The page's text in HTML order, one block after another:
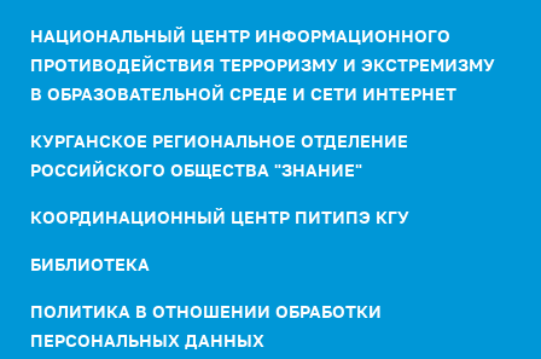
НАЦИОНАЛЬНЫЙ ЦЕНТР ИНФОРМАЦИОННОГО
ПРОТИВОДЕЙСТВИЯ ТЕРРОРИЗМУ И ЭКСТРЕМИЗМУ
В ОБРАЗОВАТЕЛЬНОЙ СРЕДЕ И СЕТИ ИНТЕРНЕТ
КУРГАНСКОЕ РЕГИОНАЛЬНОЕ ОТДЕЛЕНИЕ
РОССИЙСКОГО ОБЩЕСТВА "ЗНАНИЕ"
КООРДИНАЦИОННЫЙ ЦЕНТР ПИТИПЭ КГУ
БИБЛИОТЕКА
ПОЛИТИКА В ОТНОШЕНИИ ОБРАБОТКИ
ПЕРСОНАЛЬНЫХ ДАННЫХ